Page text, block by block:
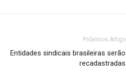
Próximos Artigo
Entidades sindicais brasileiras serão
recadastradas